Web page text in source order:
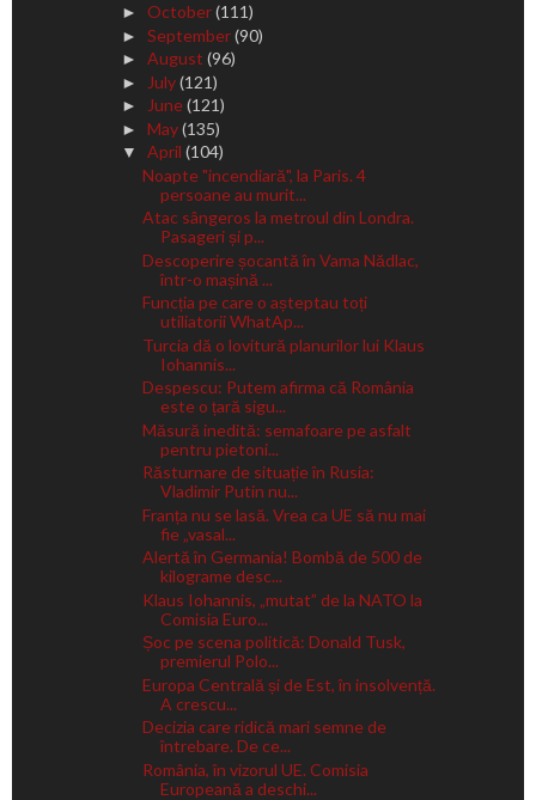
► October(111)
► September(90)
► August (96)
► July(121)
► June(121)
► May(135)
▼ April (104)
Noapte "incendiară", la Paris. 4
persoane au murit...
Atac sângeros la metroul din Londra.
Pasageri și p...
Descoperire șocantă în Vama Nădlac,
într-o mașină ...
Funcția pe care o așteptau toți
utiliatorii WhatAp...
Turcia dă o lovitură planurilor lui Klaus
Iohannis...
Despescu: Putem afirma că România
este o țară sigu...
Măsură inedită: semafoare pe asfalt
pentru pietoni...
Răsturnare de situație în Rusia:
Vladimir Putin nu...
Franța nu se lasă. Vrea ca UE să nu mai
fie „vasal...
Alertă în Germania! Bombă de 500 de
kilograme desc...
Klaus Iohannis, „mutat” de la NATO la
Comisia Euro...
Șoc pe scena politică: Donald Tusk,
premierul Polo...
Europa Centrală și de Est, în insolvență.
A crescu...
Decizia care ridică mari semne de
întrebare. De ce...
România, în vizorul UE. Comisia
Europeană a deschi...